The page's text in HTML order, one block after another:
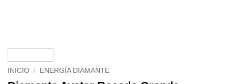
INICIO / ENERGÍA DIAMANTE